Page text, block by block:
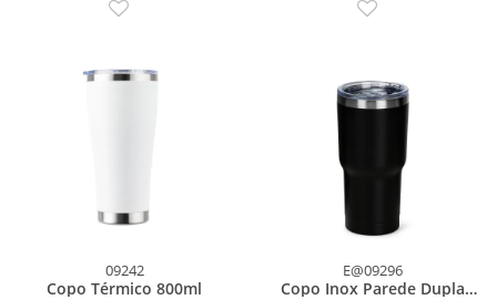
09242
Copo Térmico 800ml
E@09296
Copo Inox Parede Dupla